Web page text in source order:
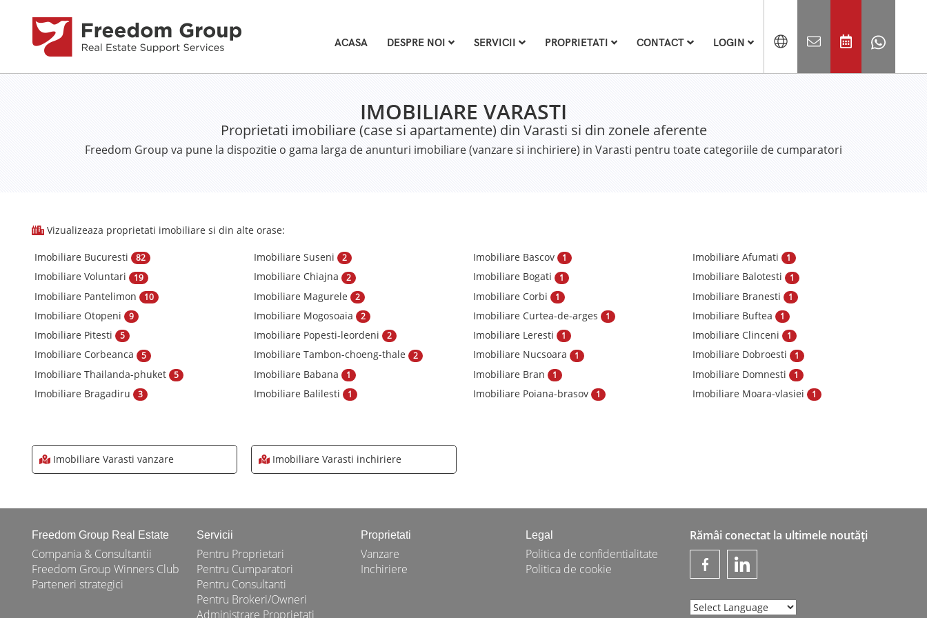
ACASA DESPRE NOI SERVICII PROPRIETATI CONTACT LOGIN
IMOBILIARE VARASTI
Proprietati imobiliare (case si apartamente) din Varasti si din zonele aferente
Freedom Group va pune la dispozitie o gama larga de anunturi imobiliare (vanzare si inchiriere) in Varasti pentru toate categoriile de cumparatori
Vizualizeaza proprietati imobiliare si din alte orase:
Imobiliare Bucuresti 82
Imobiliare Voluntari 19
Imobiliare Pantelimon 10
Imobiliare Otopeni 9
Imobiliare Pitesti 5
Imobiliare Corbeanca 5
Imobiliare Thailanda-phuket 5
Imobiliare Bragadiru 3
Imobiliare Suseni 2
Imobiliare Chiajna 2
Imobiliare Magurele 2
Imobiliare Mogosoaia 2
Imobiliare Popesti-leordeni 2
Imobiliare Tambon-choeng-thale 2
Imobiliare Babana 1
Imobiliare Balilesti 1
Imobiliare Bascov 1
Imobiliare Bogati 1
Imobiliare Corbi 1
Imobiliare Curtea-de-arges 1
Imobiliare Leresti 1
Imobiliare Nucsoara 1
Imobiliare Bran 1
Imobiliare Poiana-brasov 1
Imobiliare Afumati 1
Imobiliare Balotesti 1
Imobiliare Branesti 1
Imobiliare Buftea 1
Imobiliare Clinceni 1
Imobiliare Dobroesti 1
Imobiliare Domnesti 1
Imobiliare Moara-vlasiei 1
Imobiliare Varasti vanzare Imobiliare Varasti inchiriere
Freedom Group Real Estate
Compania & Consultantii
Freedom Group Winners Club
Parteneri strategici
Servicii
Pentru Proprietari
Pentru Cumparatori
Pentru Consultanti
Pentru Brokeri/Owneri
Administrare Proprietati
Proprietati
Vanzare
Inchiriere
Legal
Politica de confidentialitate
Politica de cookie
Rămâi conectat la ultimele noutăți